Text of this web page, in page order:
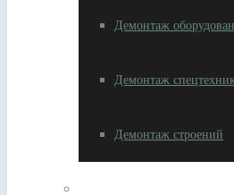
Демонтаж
Демонтаж
Демонтаж строений